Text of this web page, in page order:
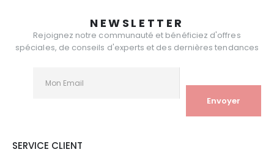
NEWSLETTER
Rejoignez notre communauté et bénéficiez d'offres
spéciales, de conseils d'experts et des dernières tendances
SERVICE CLIENT